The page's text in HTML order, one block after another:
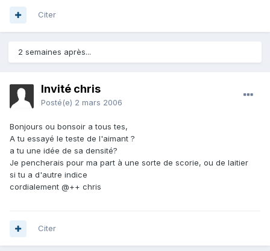
Citer
2 semaines après...
Invité chris
Posté(e) 2 mars 2006
Bonjours ou bonsoir a tous tes,
A tu essayé le teste de l'aimant ?
a tu une idée de sa densité?
Je pencherais pour ma part à une sorte de scorie, ou de laitier
si tu a d'autre indice
cordialement @++ chris
Citer